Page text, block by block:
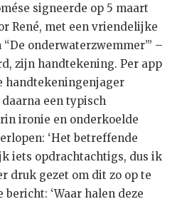
signeerde op 5 maart
René, met een vriendelijke
onderwaterzwemmer”’ –
zijn handtekening. Per app
handtekeningenjager
een typisch
ironie en onderkoelde
‘Het betreffende
iets opdrachtachtigs, dus ik
druk gezet om dit zo op te
bericht: ‘Waar halen deze